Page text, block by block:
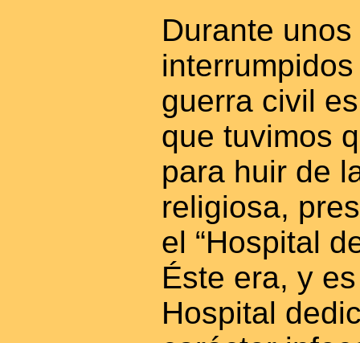
Durante
guerra civil
que tuvimos
para huir de
religiosa,
el “Hospital
Éste era, y
Hospital